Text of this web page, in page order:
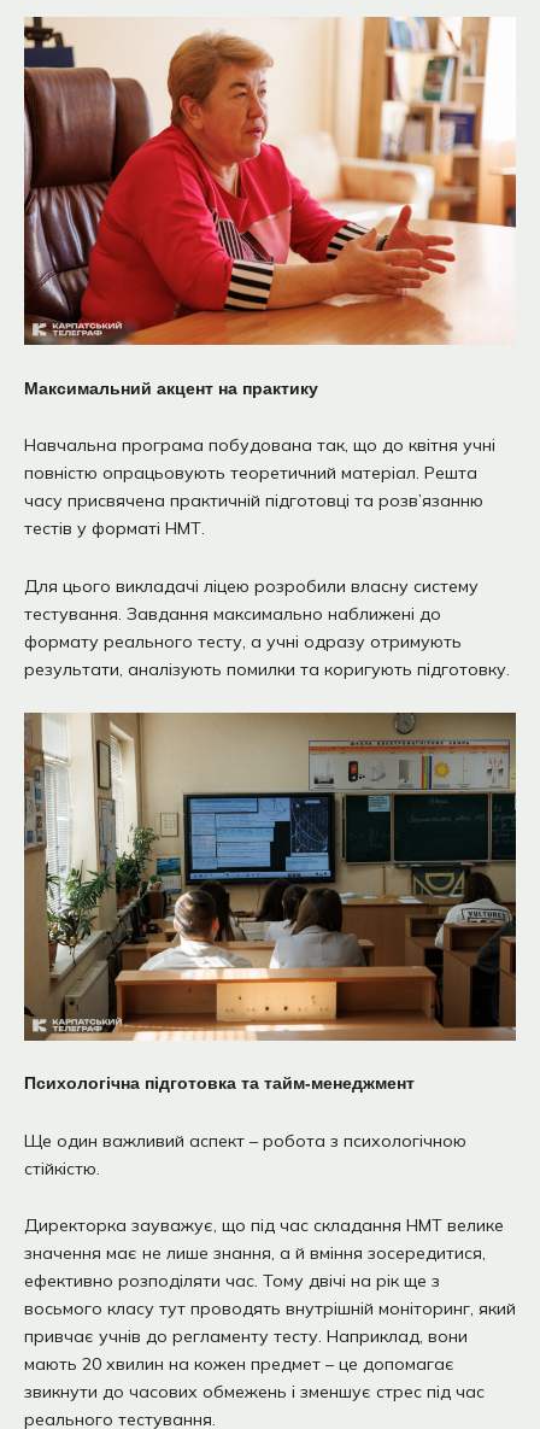
Максимальний акцент на практику
Навчальна програма побудована так, що до квітня учні
повністю опрацьовують теоретичний матеріал. Решта
часу присвячена практичній підготовці та розв’язанню
тестів у форматі НМТ.
Для цього викладачі ліцею розробили власну систему
тестування. Завдання максимально наближені до
формату реального тесту, а учні одразу отримують
результати, аналізують помилки та коригують підготовку.
Психологічна підготовка та тайм-менеджмент
Ще один важливий аспект – робота з психологічною
стійкістю.
Директорка зауважує, що під час складання НМТ велике
значення має не лише знання, а й вміння зосередитися,
ефективно розподіляти час. Тому двічі на рік ще з
восьмого класу тут проводять внутрішній моніторинг, який
привчає учнів до регламенту тесту. Наприклад, вони
мають 20 хвилин на кожен предмет – це допомагає
звикнути до часових обмежень і зменшує стрес під час
реального тестування.